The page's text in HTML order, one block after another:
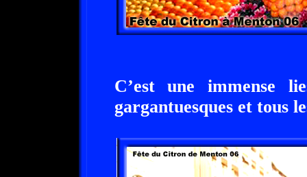
C’est une immense
gargantuesques et tous